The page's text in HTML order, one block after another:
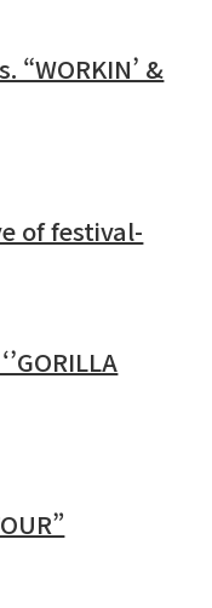
“WORKIN’ &
of festival-